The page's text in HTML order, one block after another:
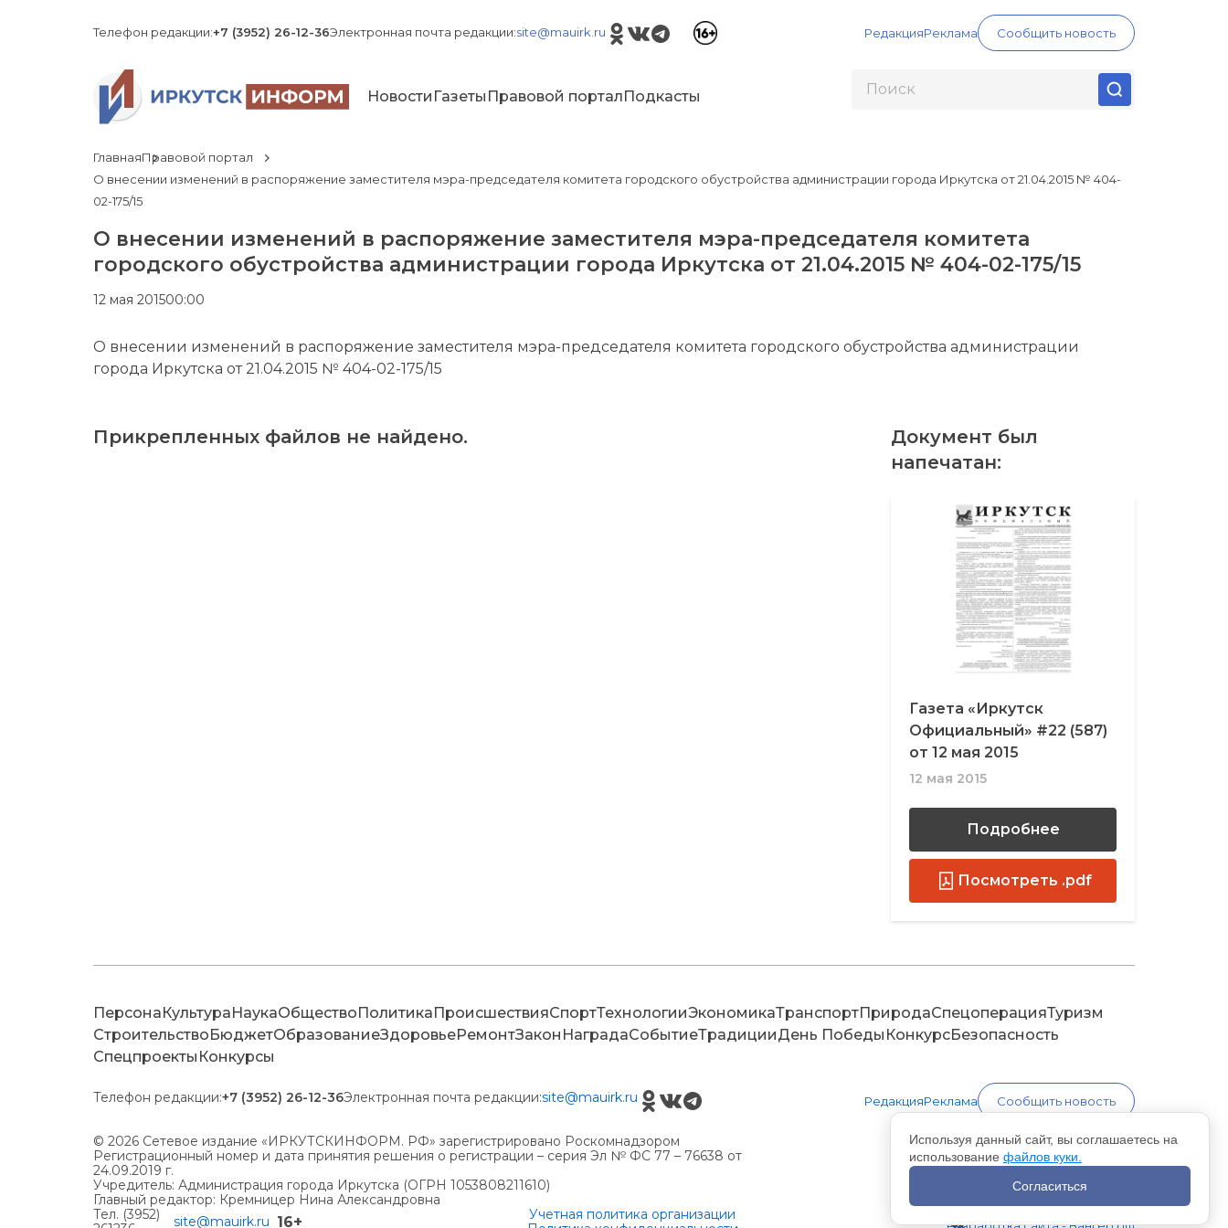
Телефон редакции:+7 (3952) 26-12-36Электронная почта редакции:site@mauirk.ru РедакцияРеклама Сообщить новость
Новости Газеты Правовой портал Подкасты
ГлавнаяПравовой портал
О внесении изменений в распоряжение заместителя мэра-председателя комитета городского обустройства администрации города Иркутска от 21.04.2015 № 404-
02-175/15
О внесении изменений в распоряжение заместителя мэра-председателя комитета
городского обустройства администрации города Иркутска от 21.04.2015 № 404-02-175/15
12 мая 201500:00
О внесении изменений в распоряжение заместителя мэра-председателя комитета городского обустройства администрации
города Иркутска от 21.04.2015 № 404-02-175/15
Прикрепленных файлов не найдено.
Документ был
напечатан:
Газета «Иркутск
Официальный» #22 (587)
от 12 мая 2015
12 мая 2015
Подробнее
Посмотреть .pdf
Персона Культура НаукаОбщество Политика ПроисшествияСпортТехнологииЭкономикаТранспортПриродаСпецоперацияТуризм
Строительство БюджетОбразованиеЗдоровьеРемонтЗакон НаградаСобытиеТрадицииДень Победы КонкурсБезопасность
Спецпроекты Конкурсы
Телефон редакции:+7 (3952) 26-12-36Электронная почта редакции:site@mauirk.ru РедакцияРеклама Сообщить новость
© 2026 Сетевое издание «ИРКУТСКИНФОРМ. РФ» зарегистрировано Роскомнадзором
Регистрационный номер и дата принятия решения о регистрации – серия Эл № ФС 77 – 76638 от
24.09.2019 г.
Учредитель: Администрация города Иркутска (ОГРН 1053808211610)
Главный редактор: Кремницер Нина Александровна
Тел. (3952)
site@mauirk.ru 16+
Учетная политика организации
Используя данный сайт, вы соглашаетесь на
использование файлов куки.
Согласиться